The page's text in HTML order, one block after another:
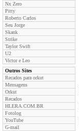
Nx Zero
Pitty
Roberto Carlos
Seu Jorge
Skank
Strike
Taylor Swift
U2
Victor e Leo
Outros Sites
Recados para orkut
Mensagens
Orkut
Recados
HLERA.COM.BR
Fotolog
YouTube
G-mail